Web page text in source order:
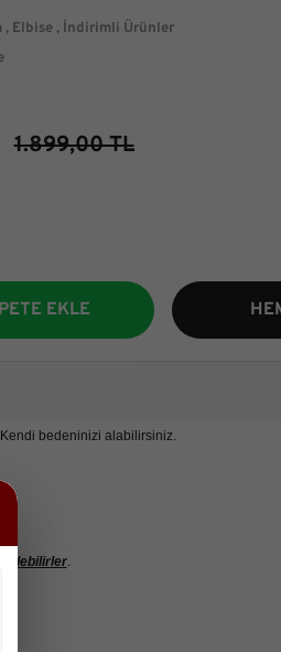
, Elbise , İndirimli Ürünler
1.899,00 TL
EKLE
bedeninizi alabilirsiniz.
edebilirler.